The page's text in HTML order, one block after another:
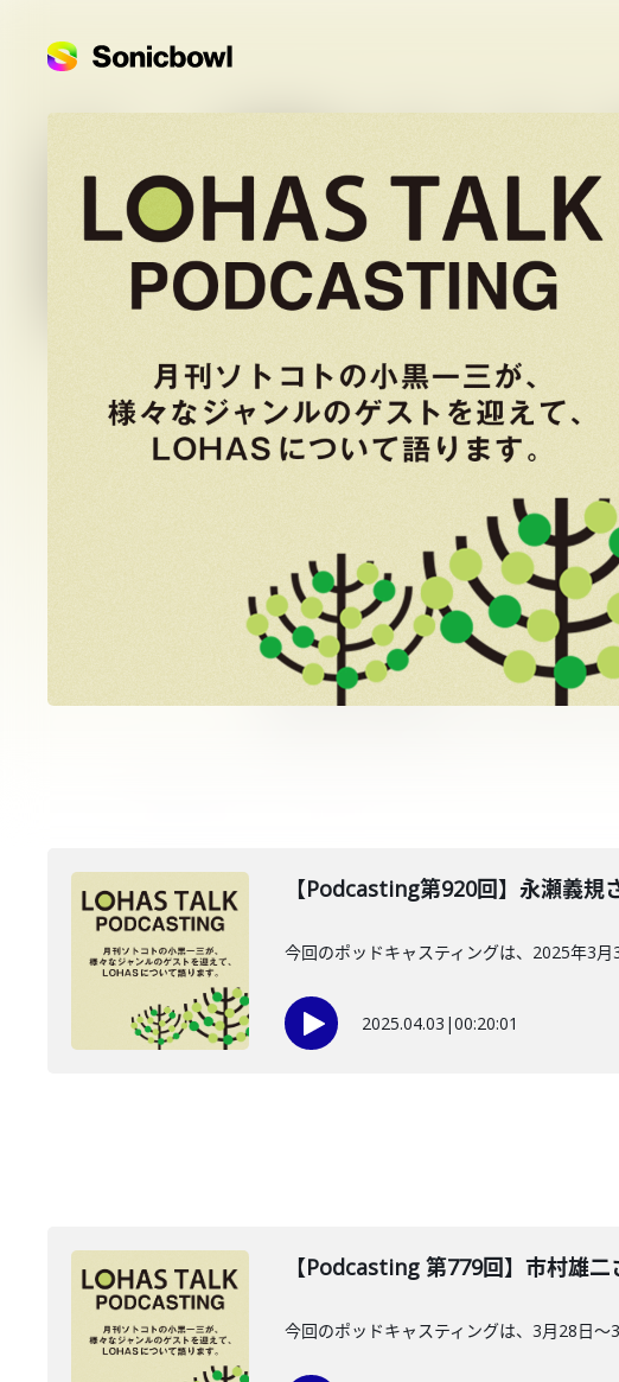
【Podcasting第920回】永瀬義規
今回のポッドキャスティングは、2025年3
2025.04.03 |00:20:01
【Podcasting 第779回】市村雄二
今回のポッドキャスティングは、3月28日